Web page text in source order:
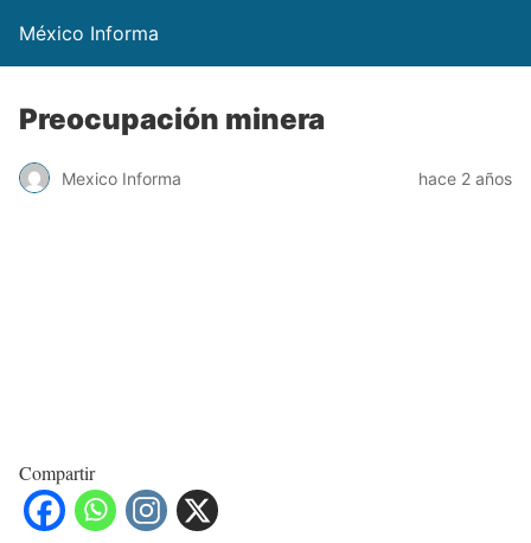
México Informa
Preocupación minera
Mexico Informa hace 2 años
Compartir